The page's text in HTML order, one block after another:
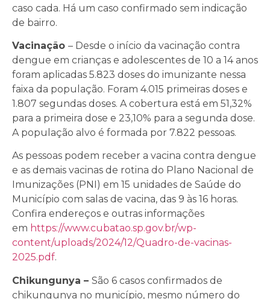
caso cada. Há um caso confirmado sem indicação
de bairro.
Vacinação – Desde o início da vacinação contra
dengue em crianças e adolescentes de 10 a 14 anos
foram aplicadas 5.823 doses do imunizante nessa
faixa da população. Foram 4.015 primeiras doses e
1.807 segundas doses. A cobertura está em 51,32%
para a primeira dose e 23,10% para a segunda dose.
A população alvo é formada por 7.822 pessoas.
As pessoas podem receber a vacina contra dengue
e as demais vacinas de rotina do Plano Nacional de
Imunizações (PNI) em 15 unidades de Saúde do
Município com salas de vacina, das 9 às 16 horas.
Confira endereços e outras informações
em https://www.cubatao.sp.gov.br/wp-
content/uploads/2024/12/Quadro-de-vacinas-
2025.pdf.
Chikungunya – São 6 casos confirmados de
chikungunya no município, mesmo número do